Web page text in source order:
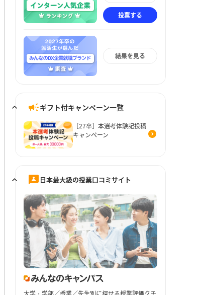
投票する
結果を見る
ギフト付キャンペーン一覧
［27卒］本選考体験記投稿
キャンペーン
日本最大級の授業口コミサイト